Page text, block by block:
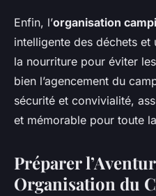
Enfin, l’organisation
intelligente des déchets
la nourriture pour éviter
bien l’agencement du
sécurité et convivialité,
et mémorable pour toute
Préparer
Organisation du